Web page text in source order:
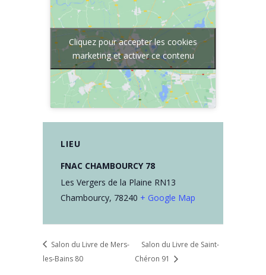
LIEU
FNAC CHAMBOURCY 78
Les Vergers de la Plaine RN13
Chambourcy, 78240 + Google Map
Cliquez pour accepter les cookies
marketing et activer ce contenu
Salon du Livre de Mers-
les-Bains 80
Salon du Livre de Saint-
Chéron 91